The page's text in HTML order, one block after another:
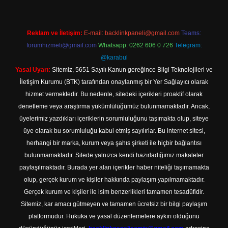
Reklam ve İletişim: E-mail: backlinkpaneli@gmail.com Teams:
forumhizmeti@gmail.com Whatsapp: 0262 606 0 726 Telegram:
@karabul
Yasal Uyarı: Sitemiz, 5651 Sayılı Kanun gereğince Bilgi Teknolojileri ve
İletişim Kurumu (BTK) tarafından onaylanmış bir Yer Sağlayıcı olarak
hizmet vermektedir. Bu nedenle, sitedeki içerikleri proaktif olarak
denetleme veya araştırma yükümlülüğümüz bulunmamaktadır. Ancak,
üyelerimiz yazdıkları içeriklerin sorumluluğunu taşımakta olup, siteye
üye olarak bu sorumluluğu kabul etmiş sayılırlar. Bu internet sitesi,
herhangi bir marka, kurum veya şahıs şirketi ile hiçbir bağlantısı
bulunmamaktadır. Sitede yalnızca kendi hazırladığımız makaleler
paylaşılmaktadır. Burada yer alan içerikler haber niteliği taşımamakta
olup, gerçek kurum ve kişiler hakkında paylaşım yapılmamaktadır.
Gerçek kurum ve kişiler ile isim benzerlikleri tamamen tesadüfidir.
Sitemiz, kar amacı gütmeyen ve tamamen ücretsiz bir bilgi paylaşım
platformudur. Hukuka ve yasal düzenlemelere aykırı olduğunu